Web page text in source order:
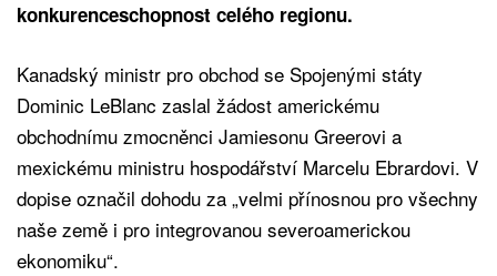
konkurenceschopnost celého regionu.
Kanadský ministr pro obchod se Spojenými státy
Dominic LeBlanc zaslal žádost americkému
obchodnímu zmocněnci Jamiesonu Greerovi a
mexickému ministru hospodářství Marcelu Ebrardovi. V
dopise označil dohodu za „velmi přínosnou pro všechny
naše země i pro integrovanou severoamerickou
ekonomiku“.